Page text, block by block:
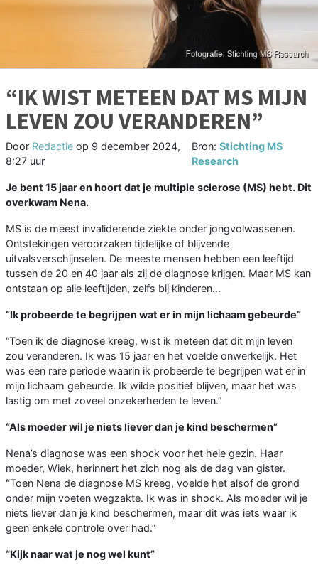
“IK WIST METEEN DAT MS MIJN
LEVEN ZOU VERANDEREN”
Door Redactie op 9 december 2024,
8:27 uur
Bron:Stichting MS
Research
Je bent 15 jaar en hoort dat je multiple sclerose (MS) hebt. Dit
overkwam Nena.
MS is de meest invaliderende ziekte onder jongvolwassenen.
Ontstekingen veroorzaken tijdelijke of blijvende
uitvalsverschijnselen. De meeste mensen hebben een leeftijd
tussen de 20 en 40 jaar als zij de diagnose krijgen. Maar MS kan
ontstaan op alle leeftijden, zelfs bij kinderen...
“Ik probeerde te begrijpen wat er in mijn lichaam gebeurde”
“Toen ik de diagnose kreeg, wist ik meteen dat dit mijn leven
zou veranderen. Ik was 15 jaar en het voelde onwerkelijk. Het
was een rare periode waarin ik probeerde te begrijpen wat er in
mijn lichaam gebeurde. Ik wilde positief blijven, maar het was
lastig om met zoveel onzekerheden te leven.”
“Als moeder wil je niets liever dan je kind beschermen”
Nena’s diagnose was een shock voor het hele gezin. Haar
moeder, Wiek, herinnert het zich nog als de dag van gister.
“Toen Nena de diagnose MS kreeg, voelde het alsof de grond
onder mijn voeten wegzakte. Ik was in shock. Als moeder wil je
niets liever dan je kind beschermen, maar dit was iets waar ik
geen enkele controle over had.”
“Kijk naar wat je nog wel kunt”